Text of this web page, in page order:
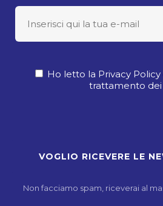
Ho letto la Privacy
trattamento dei
Non facciamo spam, riceverai al